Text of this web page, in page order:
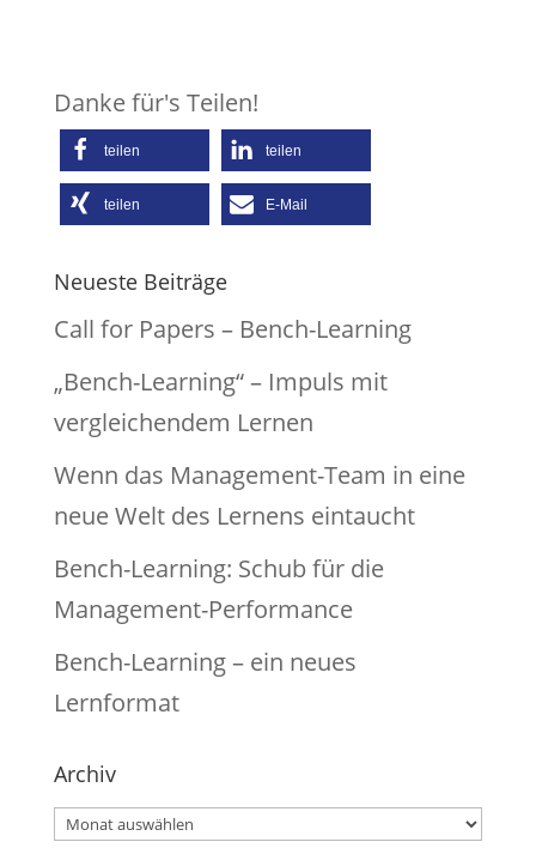
Danke für's Teilen!
teilen teilen
teilen E-Mail
Neueste Beiträge
Call for Papers – Bench-Learning
„Bench-Learning“ – Impuls mit
vergleichendem Lernen
Wenn das Management-Team in eine
neue Welt des Lernens eintaucht
Bench-Learning: Schub für die
Management-Performance
Bench-Learning – ein neues
Lernformat
Archiv
Archiv